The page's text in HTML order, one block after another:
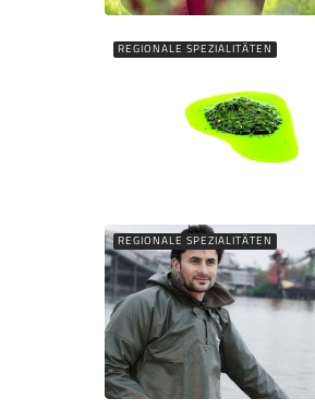
REGIONALE SPEZIALITÄTEN
REGIONALE SPEZIALITÄTEN